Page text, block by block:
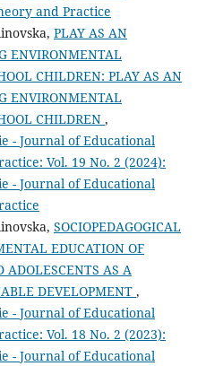
and Practice
PLAY AS AN
ENVIRONMENTAL
CHILDREN: PLAY AS AN
ENVIRONMENTAL
CHILDREN ,
- Journal of Educational
Vol. 19 No. 2 (2024):
- Journal of Educational
SOCIOPEDAGOGICAL
EDUCATION OF
ADOLESCENTS AS A
DEVELOPMENT ,
- Journal of Educational
Vol. 18 No. 2 (2023):
- Journal of Educational